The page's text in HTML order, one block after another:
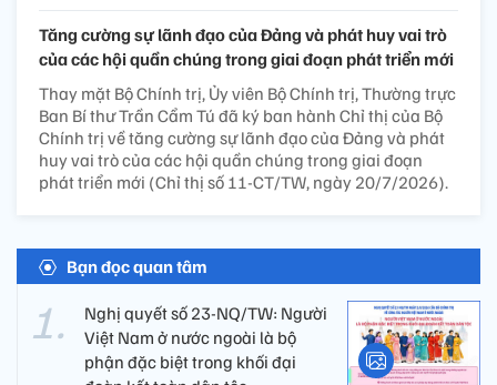
Tăng cường sự lãnh đạo của Đảng và phát huy vai trò
của các hội quần chúng trong giai đoạn phát triển mới
Thay mặt Bộ Chính trị, Ủy viên Bộ Chính trị, Thường trực
Ban Bí thư Trần Cẩm Tú đã ký ban hành Chỉ thị của Bộ
Chính trị về tăng cường sự lãnh đạo của Đảng và phát
huy vai trò của các hội quần chúng trong giai đoạn
phát triển mới (Chỉ thị số 11-CT/TW, ngày 20/7/2026).
Bạn đọc quan tâm
Nghị quyết số 23-NQ/TW: Người
Việt Nam ở nước ngoài là bộ
phận đặc biệt trong khối đại